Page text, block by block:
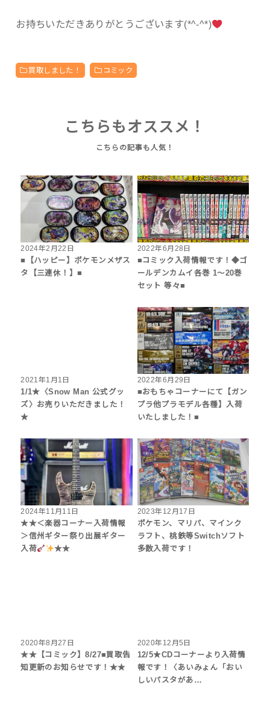
お持ちいただきありがとうございます(*^-^*)
買取しました！ コミック
こちらもオススメ！
2024年2月22日
■【ハッピー】ポケモンメザス
タ【三連休！】■
2022年6月28日
■コミック入荷情報です！◆ゴ
ールデンカムイ各巻 1〜20巻
セット 等々■
2021年1月1日
1/1★〈Snow Man 公式グッ
ズ〉お売りいただきました！
★
2022年6月29日
■おもちゃコーナーにて【ガン
プラ他プラモデル各種】入荷
いたしました！■
2024年11月11日
★★＜楽器コーナー入荷情報
＞信州ギター祭り出展ギター
入荷
★★
2023年12月17日
ポケモン、マリパ、マインク
ラフト、桃鉄等Switchソフト
多数入荷です！
2020年8月27日
★★【コミック】8/27■買取告
知更新のお知らせです！★★
2020年12月5日
12/5★CDコーナーより入荷情
報です！〈あいみょん「おい
しいパスタがあ…